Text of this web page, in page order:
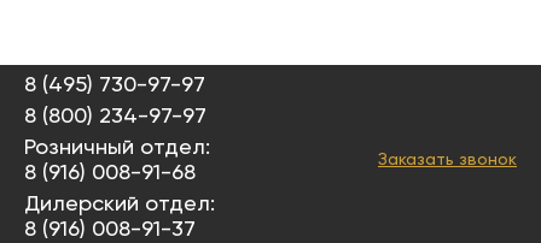
8 (495) 730-97-97
8 (800) 234-97-97
Розничный отдел:
8 (916) 008-91-68
Дилерский отдел:
8 (916) 008-91-37
Заказать звонок